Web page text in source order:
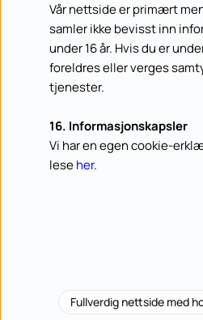
Vår nettside er primært
samler ikke bevisst inn
under 16 år. Hvis du er
foreldres eller verges
tjenester.
16. Informasjonskapsler
Vi har en egen cookie-
lese her.
Fullverdig nettside med